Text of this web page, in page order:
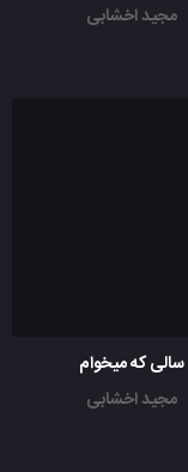
مجید اخشابی
سالی که میخوام
مجید اخشابی